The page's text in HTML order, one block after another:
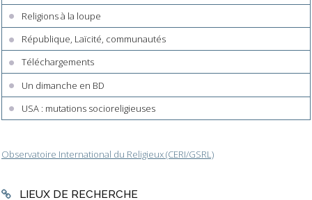
Religions à la loupe
République, Laïcité, communautés
Téléchargements
Un dimanche en BD
USA : mutations socioreligieuses
Observatoire International du Religieux (CERI/GSRL)
LIEUX DE RECHERCHE